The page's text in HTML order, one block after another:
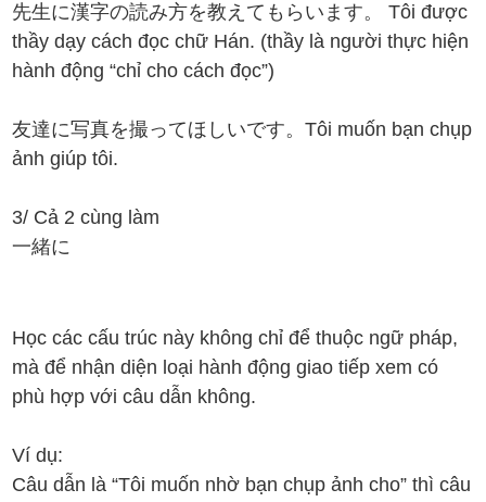
先生に漢字の読み方を教えてもらいます。 Tôi được
thầy dạy cách đọc chữ Hán. (thầy là người thực hiện
hành động “chỉ cho cách đọc”)
友達に写真を撮ってほしいです。Tôi muốn bạn chụp
ảnh giúp tôi.
3/ Cả 2 cùng làm
一緒に
Học các cấu trúc này không chỉ để thuộc ngữ pháp,
mà để nhận diện loại hành động giao tiếp xem có
phù hợp với câu dẫn không.
Ví dụ:
Câu dẫn là “Tôi muốn nhờ bạn chụp ảnh cho” thì câu